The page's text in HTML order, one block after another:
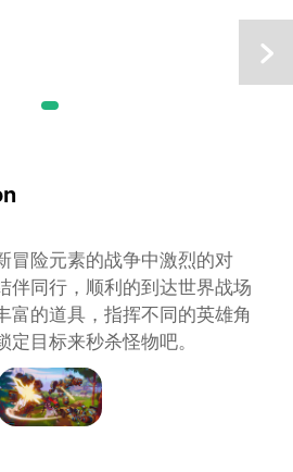
冒险元素的战争中激烈的对
伴同行，顺利的到达世界战场
富的道具，指挥不同的英雄角
目标来秒杀怪物吧。